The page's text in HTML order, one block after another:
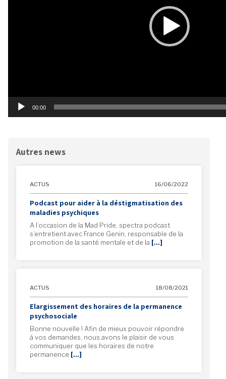
00:00
Autres news
ACTUS 16/06/2022
Podcast pour aider à la déstigmatisation des
maladies psychiques
A l’occasion de la Mad Pride, spectra podcast
s’entretient avec France Genin, responsable de la
promotion de la santé mentale et de la […]
ACTUS 18/08/2021
Elargissement des horaires de la permanence
psychosociale
Bonne nouvelle ! Afin de mieux pouvoir répondre
à vos demandes, nous avons le plaisir de vous
communiquer que les horaires de notre
permanence […]